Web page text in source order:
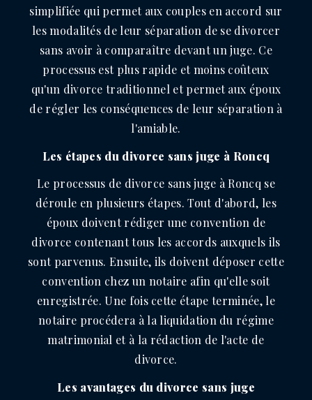
simplifiée qui permet aux couples en accord sur
les modalités de leur séparation de se divorcer
sans avoir à comparaître devant un juge. Ce
processus est plus rapide et moins coûteux
qu'un divorce traditionnel et permet aux époux
de régler les conséquences de leur séparation à
l'amiable.
Les étapes du divorce sans juge à Roncq
Le processus de divorce sans juge à Roncq se
déroule en plusieurs étapes. Tout d'abord, les
époux doivent rédiger une convention de
divorce contenant tous les accords auxquels ils
sont parvenus. Ensuite, ils doivent déposer cette
convention chez un notaire afin qu'elle soit
enregistrée. Une fois cette étape terminée, le
notaire procédera à la liquidation du régime
matrimonial et à la rédaction de l'acte de
divorce.
Les avantages du divorce sans juge